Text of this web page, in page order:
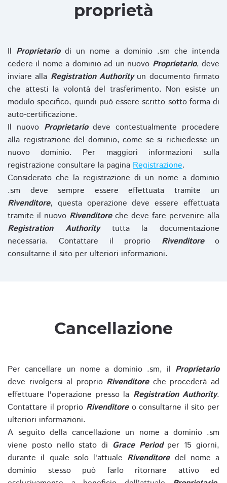
proprietà
Il Proprietariodi un nome a dominio .sm che intenda
cedere il nome a dominio ad un nuovo Proprietario, deve
inviare alla Registration Authorityun documento firmato
che attesti la volontà del trasferimento. Non esiste un
modulo specifico, quindi può essere scritto sotto forma di
auto-certificazione.
Il nuovo Proprietariodeve contestualmente procedere
alla registrazione del dominio, come se si richiedesse un
nuovo dominio. Per maggiori informazioni sulla
registrazione consultare la pagina Registrazione.
Considerato che la registrazione di un nome a dominio
.sm deve sempre essere effettuata tramite un
Rivenditore, questa operazione deve essere effettuata
tramite il nuovo Rivenditoreche deve fare pervenire alla
Registration Authoritytutta la documentazione
necessaria. Contattare il proprio Rivenditoreo
consultarne il sito per ulteriori informazioni.
Cancellazione
Per cancellare un nome a dominio .sm, il Proprietario
deve rivolgersi al proprio Rivenditoreche procederà ad
effettuare l'operazione presso la Registration Authority.
Contattare il proprio Rivenditoreo consultarne il sito per
ulteriori informazioni.
A seguito della cancellazione un nome a dominio .sm
viene posto nello stato di Grace Periodper 15 giorni,
durante il quale solo l'attuale Rivenditoredel nome a
dominio stesso può farlo ritornare attivo ed